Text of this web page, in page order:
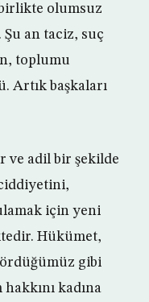
olumsuz
Şu an taciz, suç
toplumu
Artık başkaları
ve adil bir şekilde
için yeni
Hükümet,
gibi
kadına